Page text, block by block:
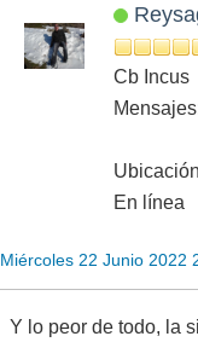
Cb Incus
En línea
Miércoles 22 Junio 2022
Y lo peor de todo, la